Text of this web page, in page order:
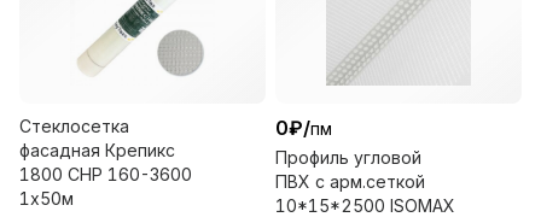
Стеклосетка
фасадная Крепикс
1800 СНР 160-3600
1х50м
0₽/пм
Профиль угловой
ПВХ с арм.сеткой
10*15*2500 ISOMAX